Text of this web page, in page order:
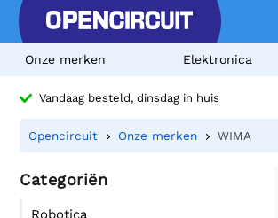
Onze merken Elektronica
Vandaag besteld, dinsdag in huis
Opencircuit Onze merken WIMA
Categoriën
Robotica